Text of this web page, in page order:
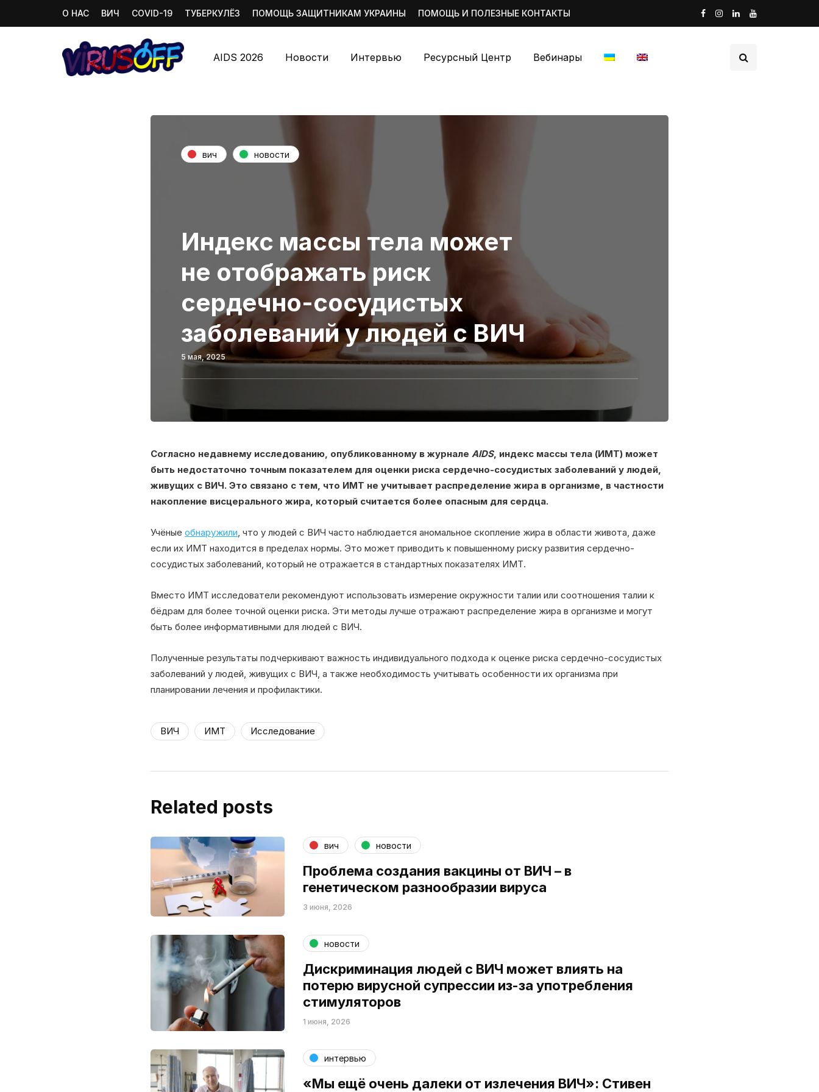
О НАС ВИЧ COVID-19 ТУБЕРКУЛЁЗ ПОМОЩЬ ЗАЩИТНИКАМ УКРАИНЫ ПОМОЩЬ И ПОЛЕЗНЫЕ КОНТАКТЫ
AIDS 2026 Новости Интервью Ресурсный Центр Вебинары
вич новости
Индекс массы тела может
не отображать риск
сердечно-сосудистых
заболеваний у людей с ВИЧ
5 мая, 2025
Согласно недавнему исследованию, опубликованному в журнале AIDS, индекс массы тела (ИМТ) может
быть недостаточно точным показателем для оценки риска сердечно-сосудистых заболеваний у людей,
живущих с ВИЧ. Это связано с тем, что ИМТ не учитывает распределение жира в организме, в частности
накопление висцерального жира, который считается более опасным для сердца.
Учёные обнаружили, что у людей с ВИЧ часто наблюдается аномальное скопление жира в области живота, даже
если их ИМТ находится в пределах нормы. Это может приводить к повышенному риску развития сердечно-
сосудистых заболеваний, который не отражается в стандартных показателях ИМТ.
Вместо ИМТ исследователи рекомендуют использовать измерение окружности талии или соотношения талии к
бёдрам для более точной оценки риска. Эти методы лучше отражают распределение жира в организме и могут
быть более информативными для людей с ВИЧ.
Полученные результаты подчеркивают важность индивидуального подхода к оценке риска сердечно-сосудистых
заболеваний у людей, живущих с ВИЧ, а также необходимость учитывать особенности их организма при
планировании лечения и профилактики.
ВИЧ ИМТ Исследование
Related posts
вич новости
Проблема создания вакцины от ВИЧ – в
генетическом разнообразии вируса
3 июня, 2026
новости
Дискриминация людей с ВИЧ может влиять на
потерю вирусной супрессии из-за употребления
стимуляторов
1 июня, 2026
интервью
«Мы ещё очень далеки от излечения ВИЧ»: Стивен